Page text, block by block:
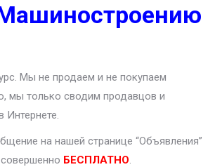
Мы не продаем и не покупаем
мы только сводим продавцов и
Интернете.
на нашей странице “Объявления”
совершенно БЕСПЛАТНО.